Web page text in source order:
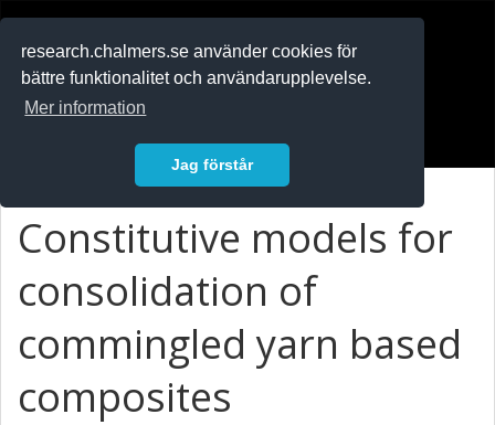
research.chalmers.se använder cookies för
bättre funktionalitet och användarupplevelse.
Mer information
Jag förstår
Constitutive models for
consolidation of
commingled yarn based
composites